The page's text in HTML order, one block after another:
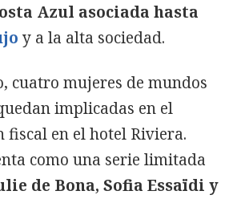
Azul asociada hasta
y a la alta sociedad.
cuatro mujeres de mundos
implicadas en el
fiscal en el hotel Riviera.
como una serie limitada
de Bona, Sofia Essaïdi y